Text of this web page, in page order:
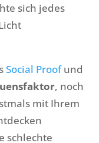
sich jedes
Social Proofund
, noch
mit Ihrem
schlechte